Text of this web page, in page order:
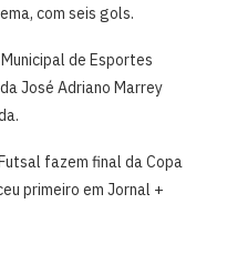
com seis gols.
de Esportes
José Adriano Marrey
fazem final da Copa
primeiro em Jornal +